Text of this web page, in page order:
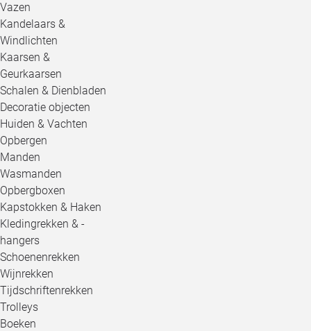
Vazen
Kandelaars &
Windlichten
Kaarsen &
Geurkaarsen
Schalen & Dienbladen
Decoratie objecten
Huiden & Vachten
Opbergen
Manden
Wasmanden
Opbergboxen
Kapstokken & Haken
Kledingrekken & -
hangers
Schoenenrekken
Wijnrekken
Tijdschriftenrekken
Trolleys
Boeken